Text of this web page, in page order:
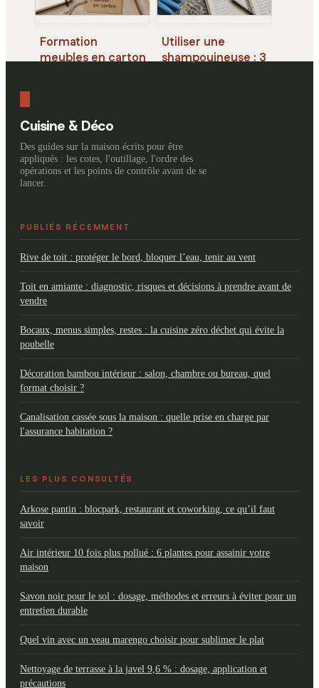
Formation
meubles en carton
pour concevoir du
Utiliser une
shampouineuse : 3
Cuisine & Déco
Des guides sur la maison écrits pour être
appliqués : les cotes, l'outillage, l'ordre des
opérations et les points de contrôle avant de se
lancer.
PUBLIÉS RÉCEMMENT
Rive de toit : protéger le bord, bloquer l’eau, tenir au vent
Toit en amiante : diagnostic, risques et décisions à prendre avant de
vendre
Bocaux, menus simples, restes : la cuisine zéro déchet qui évite la
poubelle
Décoration bambou intérieur : salon, chambre ou bureau, quel
format choisir ?
Canalisation cassée sous la maison : quelle prise en charge par
l'assurance habitation ?
LES PLUS CONSULTÉS
Arkose pantin : blocpark, restaurant et coworking, ce qu’il faut
savoir
Air intérieur 10 fois plus pollué : 6 plantes pour assainir votre
maison
Savon noir pour le sol : dosage, méthodes et erreurs à éviter pour un
entretien durable
Quel vin avec un veau marengo choisir pour sublimer le plat
Nettoyage de terrasse à la javel 9,6 % : dosage, application et
précautions